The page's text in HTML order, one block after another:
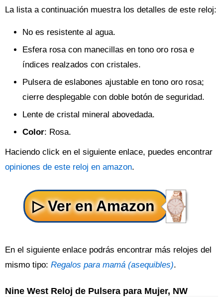
La lista a continuación muestra los detalles de este reloj:
No es resistente al agua.
Esfera rosa con manecillas en tono oro rosa e
índices realzados con cristales.
Pulsera de eslabones ajustable en tono oro rosa;
cierre desplegable con doble botón de seguridad.
Lente de cristal mineral abovedada.
Color: Rosa.
Haciendo click en el siguiente enlace, puedes encontrar
opiniones de este reloj en amazon.
En el siguiente enlace podrás encontrar más relojes del
mismo tipo: Regalos para mamá (asequibles).
Nine West Reloj de Pulsera para Mujer, NW